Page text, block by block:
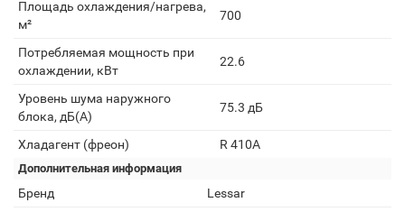
Площадь охлаждения/нагрева,
м²
700
Потребляемая мощность при
охлаждении, кВт
22.6
Уровень шума наружного
блока, дБ(А)
75.3 дБ
Хладагент (фреон) R 410A
Дополнительная информация
Бренд
Lessar